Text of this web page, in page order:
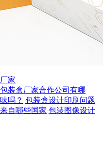
家
装盒厂家合作公司有哪
吗？ 包装盒设计印刷问题
自哪些国家 包装图像设计